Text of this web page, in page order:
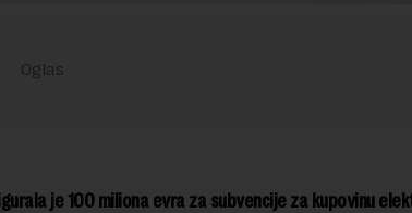
je 100 miliona evra za subvencije za kupovinu